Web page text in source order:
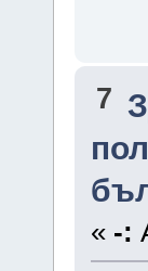
7
« -: